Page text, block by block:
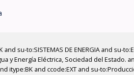
su-to:SISTEMAS DE ENERGIA and su-
Energía Eléctrica, Sociedad del Estado.
itype:BK and ccode:EXT and su-